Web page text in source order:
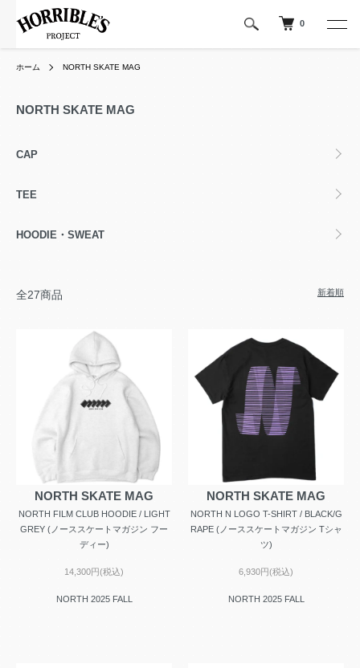
0
ホーム NORTH SKATE MAG
NORTH SKATE MAG
カテゴリー一覧
CAP
TEE
HOODIE・SWEAT
全27商品 新着順
NORTH SKATE MAG
NORTH FILM CLUB HOODIE / LIGHT
GREY (ノーススケートマガジン フー
ディー)
14,300円(税込)
NORTH 2025 FALL
NORTH SKATE MAG
NORTH N LOGO T-SHIRT / BLACK/G
RAPE (ノーススケートマガジン Tシャ
ツ)
6,930円(税込)
NORTH 2025 FALL